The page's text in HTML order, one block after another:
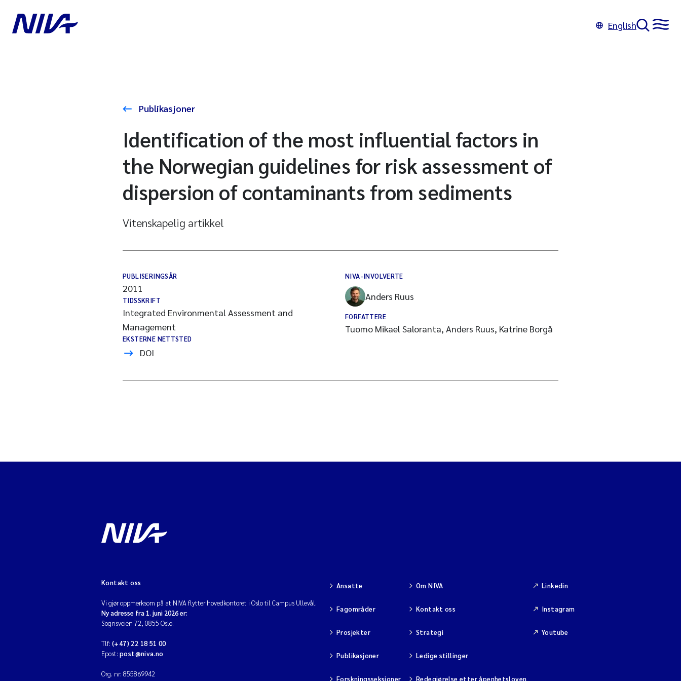
English
Publikasjoner
Identification of the most influential factors in
the Norwegian guidelines for risk assessment of
dispersion of contaminants from sediments
Vitenskapelig artikkel
PUBLISERINGSÅR
2011
TIDSSKRIFT
Integrated Environmental Assessment and
Management
EKSTERNE NETTSTED
DOI
NIVA-INVOLVERTE
Anders Ruus
FORFATTERE
Tuomo Mikael Saloranta, Anders Ruus, Katrine Borgå
Kontakt oss
Vi gjør oppmerksom på at NIVA flytter hovedkontoret i Oslo til Campus Ullevål.
Ny adresse fra 1. juni 2026 er:
Sognsveien 72, 0855 Oslo.
Tlf: (+47) 22 18 51 00
Epost: post@niva.no
Org. nr: 855869942
Ansatte
Fagområder
Prosjekter
Publikasjoner
Forskningsseksjoner
Om NIVA
Kontakt oss
Strategi
Ledige stillinger
Redegjørelse etter åpenhetsloven
Linkedin
Instagram
Youtube